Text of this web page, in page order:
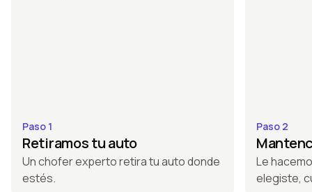
Paso 1
Retiramos tu auto
Un chofer experto retira tu auto donde
estés.
Paso 2
Le
elegiste,